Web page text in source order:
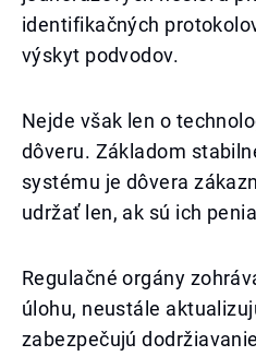
identifikačných
výskyt podvodov.
Nejde však len o
dôveru. Základom
systému je dôvera
udržať len, ak sú ich
Regulačné orgány
úlohu, neustále
zabezpečujú